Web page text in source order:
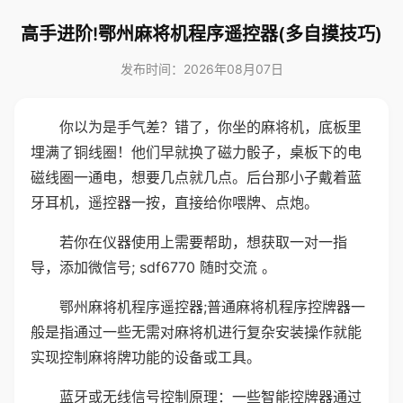
高手进阶!鄂州麻将机程序遥控器(多自摸技巧)
发布时间：2026年08月07日
你以为是手气差？错了，你坐的麻将机，底板里
埋满了铜线圈！他们早就换了磁力骰子，桌板下的电
磁线圈一通电，想要几点就几点。后台那小子戴着蓝
牙耳机，遥控器一按，直接给你喂牌、点炮。
若你在仪器使用上需要帮助，想获取一对一指
导，添加微信号; sdf6770 随时交流 。
鄂州麻将机程序遥控器;普通麻将机程序控牌器一
般是指通过一些无需对麻将机进行复杂安装操作就能
实现控制麻将牌功能的设备或工具。
蓝牙或无线信号控制原理：一些智能控牌器通过